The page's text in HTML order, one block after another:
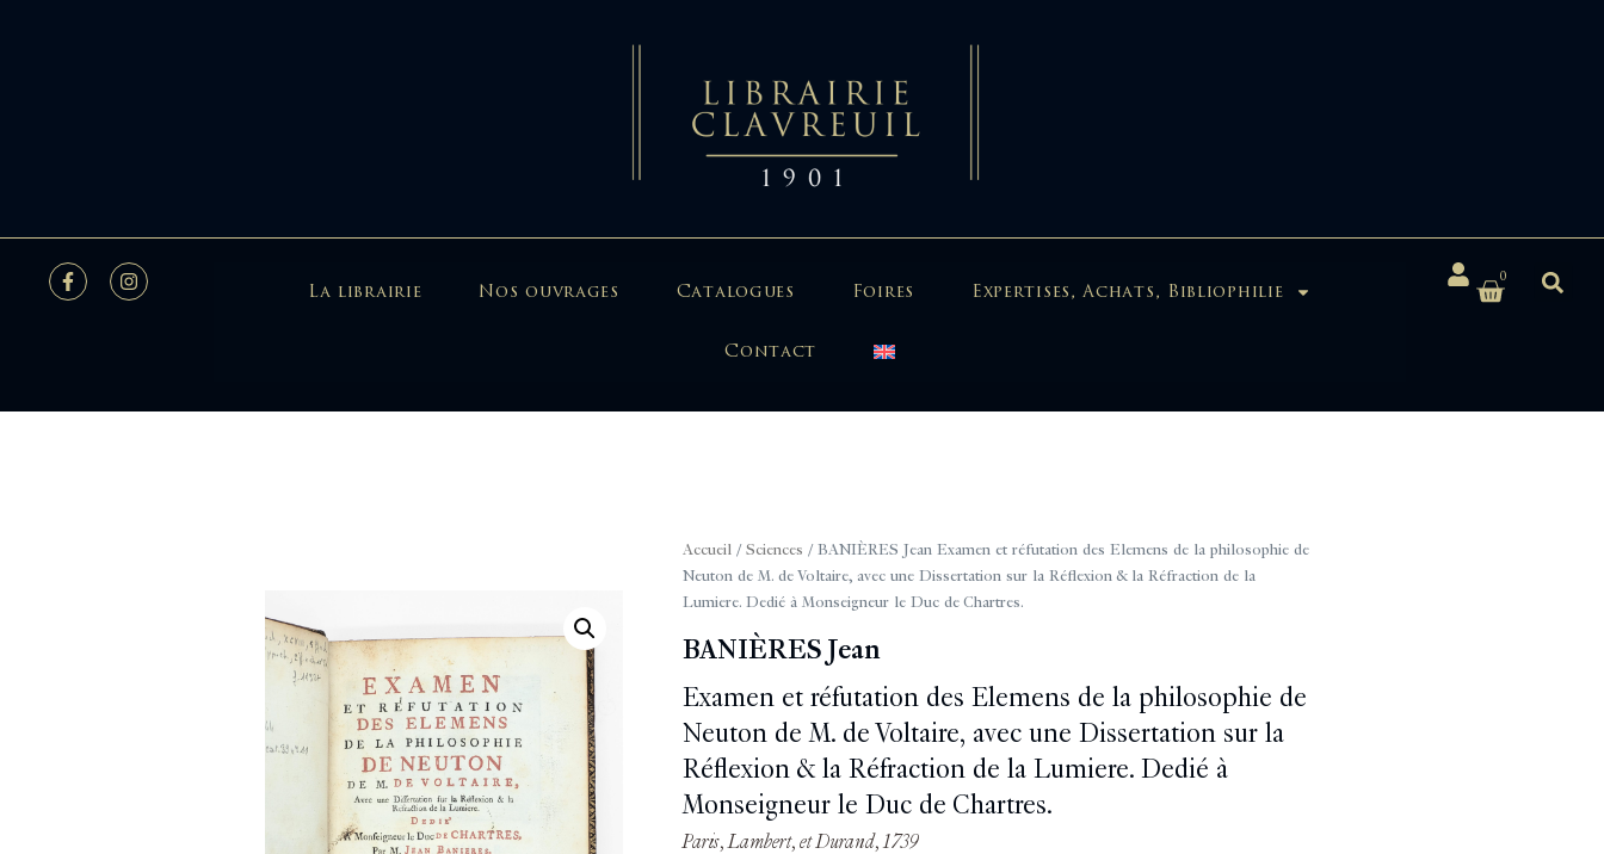
La librairie Nos ouvrages Catalogues Foires Expertises, Achats, Bibliophilie
Contact
0
Accueil/ Sciences / BANIÈRES Jean Examen et réfutation des Elemens de la philosophie de
Neuton de M. de Voltaire, avec une Dissertation sur la Réflexion & la Réfraction de la
Lumiere. Dedié à Monseigneur le Duc de Chartres.
BANIÈRES Jean
Examen et réfutation des Elemens de la philosophie de
Neuton de M. de Voltaire, avec une Dissertation sur la
Réflexion & la Réfraction de la Lumiere. Dedié à
Monseigneur le Duc de Chartres.
Paris, Lambert, et Durand, 1739